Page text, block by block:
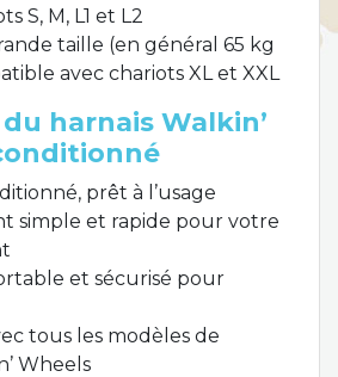
S, M, L1 et L2
taille (en général 65 kg
avec chariots XL et XXL
harnais Walkin’
prêt à l’usage
simple et rapide pour votre
et sécurisé pour
tous les modèles de
Wheels